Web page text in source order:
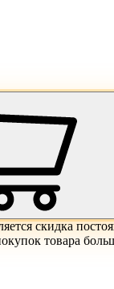
скидка
товара